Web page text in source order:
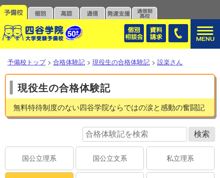
予備校トップ > 合格体験記 > 現役生の合格体験記 > 設楽さん
現役生の合格体験記
無料特待制度のない四谷学院ならではの涙と感動の奮闘記
国公立理系 国公立文系 私立理系